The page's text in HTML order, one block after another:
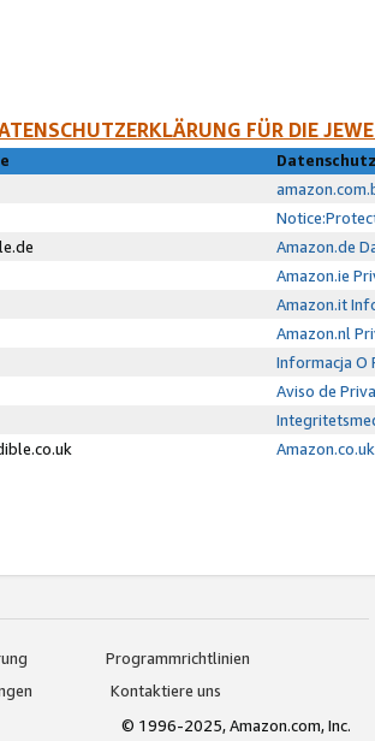
FÜR DIE
Amazon.de
Amazon.ie
Amazon.it
Amazon.nl
Informacja O
Aviso de
Programmrichtlinien
Kontaktiere uns
© 1996-2025, Amazon.com, Inc.